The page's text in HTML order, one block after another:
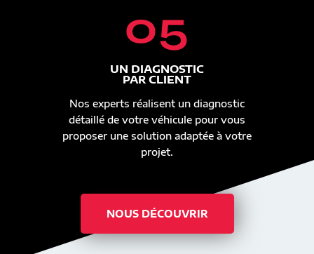
05
UN DIAGNOSTIC
PAR CLIENT
Nos experts réalisent un diagnostic
détaillé de votre véhicule pour vous
proposer une solution adaptée à votre
projet.
NOUS DÉCOUVRIR